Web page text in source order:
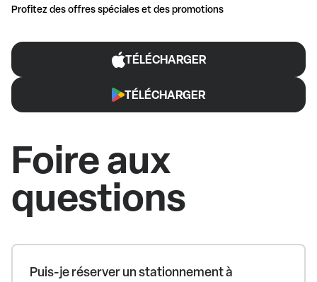
Profitez des offres spéciales et des promotions
TÉLÉCHARGER
TÉLÉCHARGER
Foire aux
questions
Puis-je réserver un stationnement à